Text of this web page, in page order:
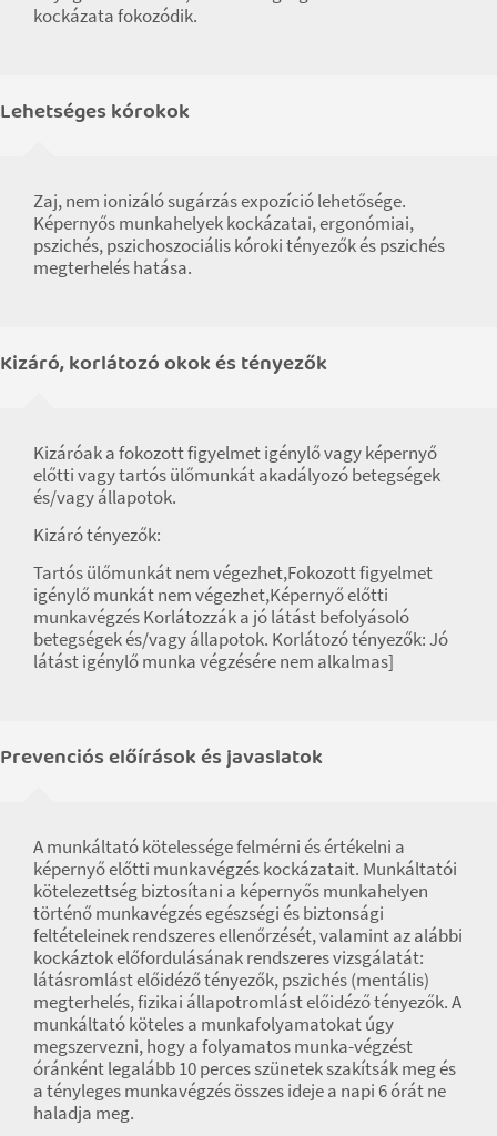
kockázata fokozódik.
Lehetséges kórokok
Zaj, nem ionizáló sugárzás expozíció lehetősége.
Képernyős munkahelyek kockázatai, ergonómiai,
pszichés, pszichoszociális kóroki tényezők és pszichés
megterhelés hatása.
Kizáró, korlátozó okok és tényezők
Kizáróak a fokozott figyelmet igénylő vagy képernyő
előtti vagy tartós ülőmunkát akadályozó betegségek
és/vagy állapotok.
Kizáró tényezők:
Tartós ülőmunkát nem végezhet,Fokozott figyelmet
igénylő munkát nem végezhet,Képernyő előtti
munkavégzés Korlátozzák a jó látást befolyásoló
betegségek és/vagy állapotok. Korlátozó tényezők: Jó
látást igénylő munka végzésére nem alkalmas]
Prevenciós előírások és javaslatok
A munkáltató kötelessége felmérni és értékelni a
képernyő előtti munkavégzés kockázatait. Munkáltatói
kötelezettség biztosítani a képernyős munkahelyen
történő munkavégzés egészségi és biztonsági
feltételeinek rendszeres ellenőrzését, valamint az alábbi
kockáztok előfordulásának rendszeres vizsgálatát:
látásromlást előidéző tényezők, pszichés (mentális)
megterhelés, fizikai állapotromlást előidéző tényezők. A
munkáltató köteles a munkafolyamatokat úgy
megszervezni, hogy a folyamatos munka-végzést
óránként legalább 10 perces szünetek szakítsák meg és
a tényleges munkavégzés összes ideje a napi 6 órát ne
haladja meg.